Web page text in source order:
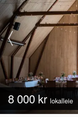
8 000 kr lokalleie